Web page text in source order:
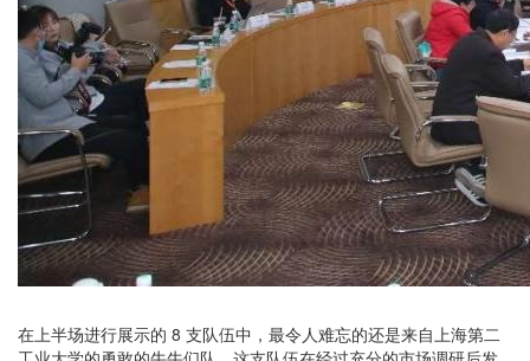
在上半场进行展示的 8 支队伍中，最令人难忘的还是来自上海第二